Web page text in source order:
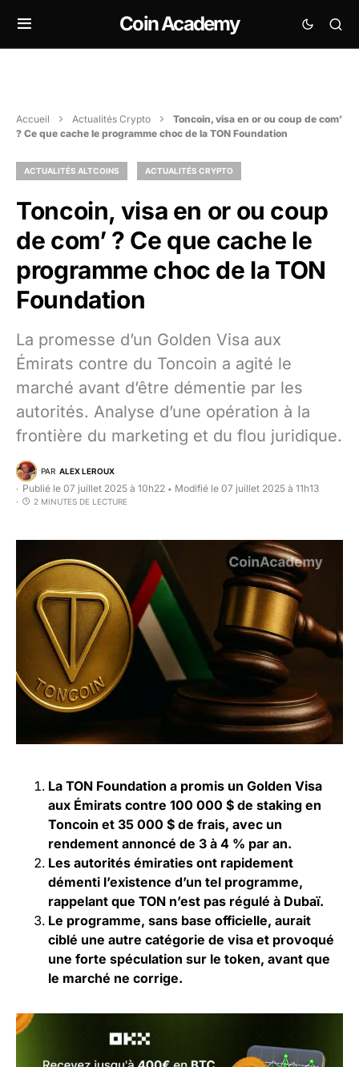
Coin Academy
Accueil Actualités Crypto
Toncoin, visa en or ou coup de com’
? Ce que cache le programme choc de la TON Foundation
ACTUALITÉS ALTCOINS ACTUALITÉS CRYPTO
Toncoin, visa en or ou coup
de com’ ? Ce que cache le
programme choc de la TON
Foundation
La promesse d’un Golden Visa aux
Émirats contre du Toncoin a agité le
marché avant d’être démentie par les
autorités. Analyse d’une opération à la
frontière du marketing et du flou juridique.
PAR ALEX LEROUX
Publié le 07 juillet 2025 à 10h22 • Modifié le 07 juillet 2025 à 11h13
2 MINUTES DE LECTURE
La TON Foundation a promis un Golden Visa
aux Émirats contre 100 000 $ de staking en
Toncoin et 35 000 $ de frais, avec un
rendement annoncé de 3 à 4 % par an.
Les autorités émiraties ont rapidement
démenti l’existence d’un tel programme,
rappelant que TON n’est pas régulé à Dubaï.
Le programme, sans base officielle, aurait
ciblé une autre catégorie de visa et provoqué
une forte spéculation sur le token, avant que
le marché ne corrige.